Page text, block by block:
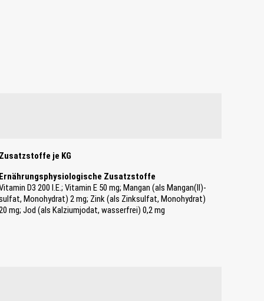
Zusatzstoffe je KG
Ernährungsphysiologische Zusatzstoffe
D3 200 I.E.; Vitamin E 50 mg; Mangan (als Mangan(II)-
Monohydrat) 2 mg; Zink (als Zinksulfat, Monohydrat)
mg; Jod (als Kalziumjodat, wasserfrei) 0,2 mg